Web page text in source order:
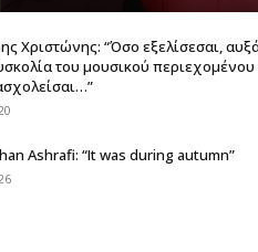
Χριστώνης: “Όσο εξελίσεσαι,
του μουσικού περιεχομένου
Ashrafi: “It was during autumn”